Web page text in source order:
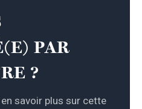
PAR
?
savoir plus sur cette